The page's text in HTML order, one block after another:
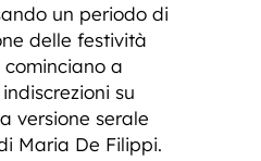
un periodo di
delle festività
a
su
versione serale
Maria De Filippi.